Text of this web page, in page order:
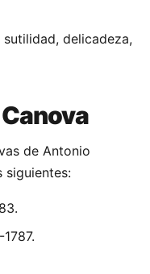
delicadeza,
de Antonio
siguientes: